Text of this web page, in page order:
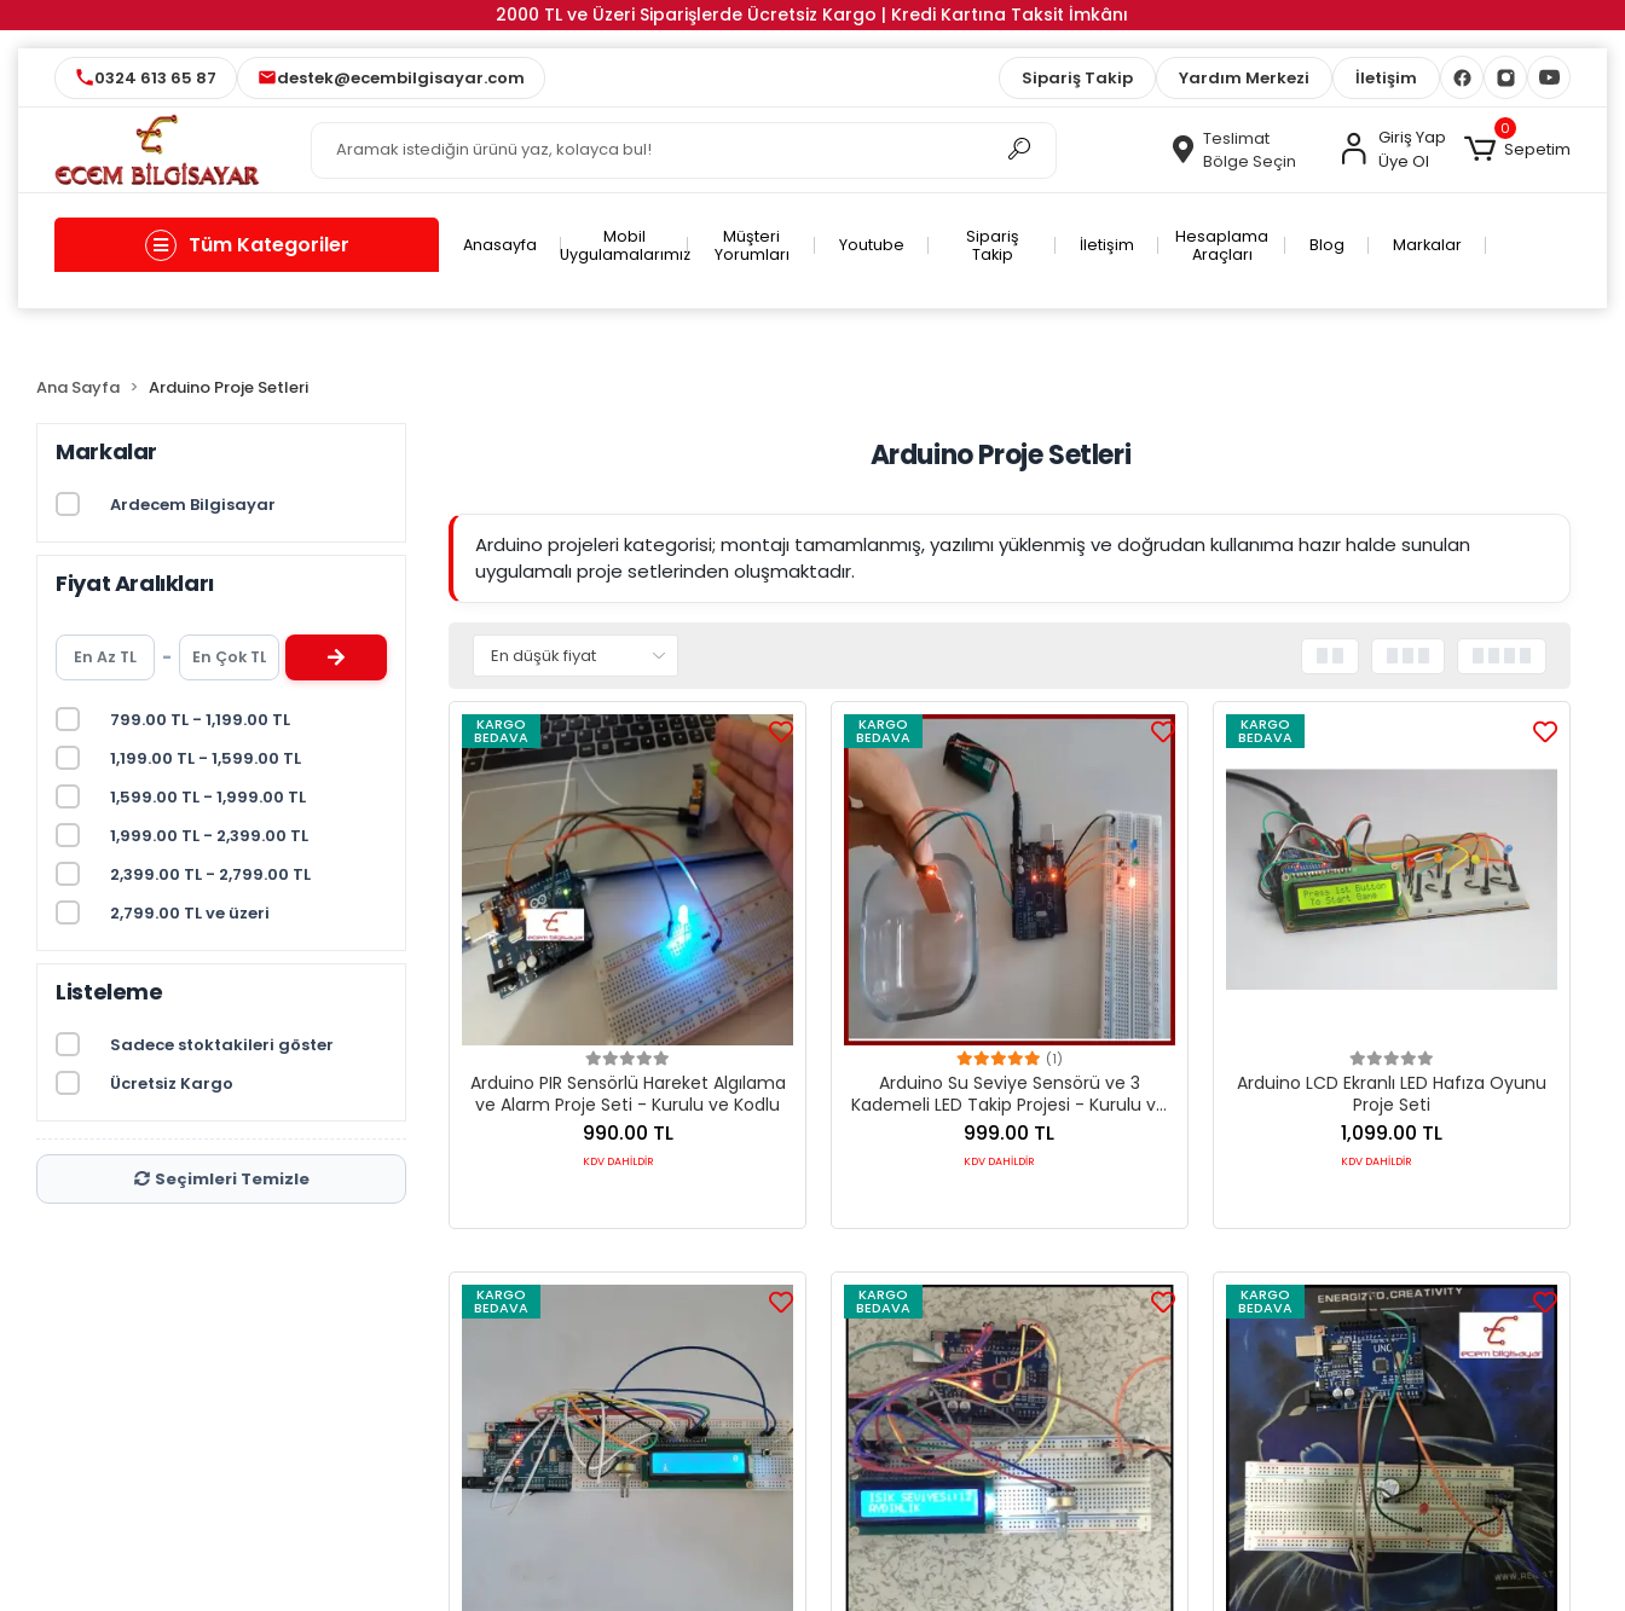
2000 TL ve Üzeri Siparişlerde Ücretsiz Kargo | Kredi Kartına Taksit İmkânı
0324 613 65 87 destek@ecembilgisayar.com Sipariş Takip Yardım Merkezi İletişim
Teslimat
Bölge Seçin
Giriş Yap
Üye Ol
0
Sepetim
Tüm Kategoriler Anasayfa
Mobil
Uygulamalarımız
Müşteri
Yorumları
Youtube
Sipariş
Takip
İletişim
Hesaplama
Araçları
Blog Markalar
Ana Sayfa Arduino Proje Setleri
Markalar
Ardecem Bilgisayar
Fiyat Aralıkları
-
799.00 TL - 1,199.00 TL
1,199.00 TL - 1,599.00 TL
1,599.00 TL - 1,999.00 TL
1,999.00 TL - 2,399.00 TL
2,399.00 TL - 2,799.00 TL
2,799.00 TL ve üzeri
Listeleme
Sadece stoktakileri göster
Ücretsiz Kargo
Seçimleri Temizle
Arduino Proje Setleri
Arduino projeleri kategorisi; montajı tamamlanmış, yazılımı yüklenmiş ve doğrudan kullanıma hazır halde sunulan
uygulamalı proje setlerinden oluşmaktadır.
KARGO
BEDAVA
Arduino PIR Sensörlü Hareket Algılama
ve Alarm Proje Seti - Kurulu ve Kodlu
990.00 TL
KDV DAHİLDİR
KARGO
BEDAVA
(1)
Arduino Su Seviye Sensörü ve 3
Kademeli LED Takip Projesi - Kurulu ve
Kodlu
999.00 TL
KDV DAHİLDİR
KARGO
BEDAVA
Arduino LCD Ekranlı LED Hafıza Oyunu
Proje Seti
1,099.00 TL
KDV DAHİLDİR
KARGO
BEDAVA
KARGO
BEDAVA
KARGO
BEDAVA